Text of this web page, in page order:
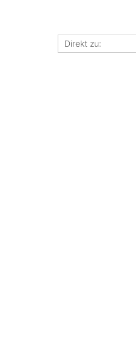
Direkt
zu: